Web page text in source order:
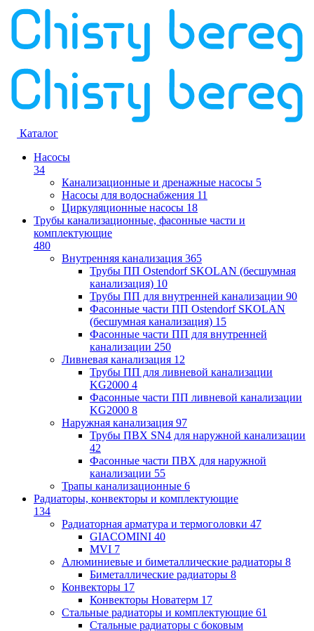
Каталог
Насосы
34
Канализационные и дренажные насосы 5
Насосы для водоснабжения 11
Циркуляционные насосы 18
Трубы канализационные, фасонные части и
комплектующие
480
Внутренняя канализация 365
Трубы ПП Ostendorf SKOLAN (бесшумная
канализация) 10
Трубы ПП для внутренней канализации 90
Фасонные части ПП Ostendorf SKOLAN
(бесшумная канализация) 15
Фасонные части ПП для внутренней
канализации 250
Ливневая канализация 12
Трубы ПП для ливневой канализации
KG2000 4
Фасонные части ПП ливневой канализации
KG2000 8
Наружная канализация 97
Трубы ПВХ SN4 для наружной канализации
42
Фасонные части ПВХ для наружной
канализации 55
Трапы канализационные 6
Радиаторы, конвекторы и комплектующие
134
Радиаторная арматура и термоголовки 47
GIACOMINI 40
MVI 7
Алюминиевые и биметаллические радиаторы 8
Биметаллические радиаторы 8
Конвекторы 17
Конвекторы Новатерм 17
Стальные радиаторы и комплектующие 61
Стальные радиаторы с боковым